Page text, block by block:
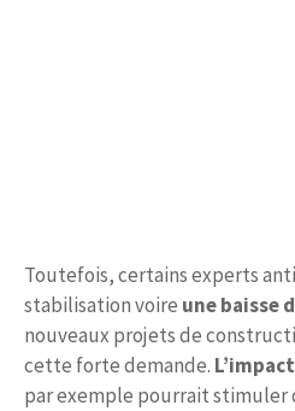
Toutefois, certains experts
stabilisation voire une baisse
nouveaux projets de
cette forte demande.
par exemple pourrait stimuler